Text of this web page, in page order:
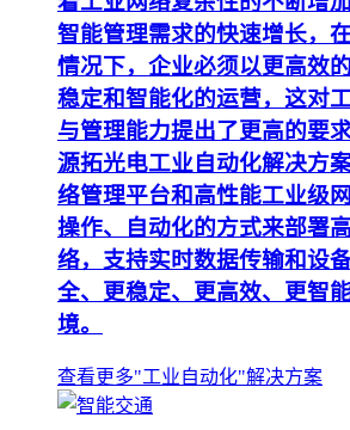
智能管理需求的快速增长，
情况下，企业必须以更高效
稳定和智能化的运营，这对
与管理能力提出了更高的要求
源拓光电工业自动化解决方
络管理平台和高性能工业级
操作、自动化的方式来部署
络，支持实时数据传输和设
全、更稳定、更高效、更智
境。
查看更多"工业自动化"解决方案